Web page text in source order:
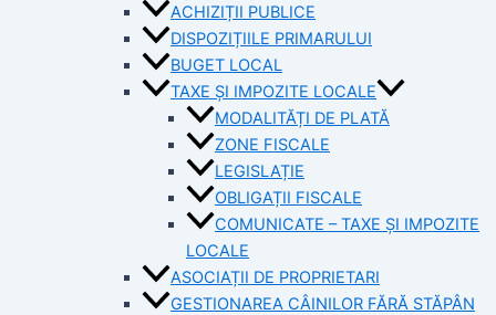
ACHIZIȚII PUBLICE
DISPOZIȚIILE PRIMARULUI
BUGET LOCAL
TAXE ȘI IMPOZITE LOCALE
MODALITĂȚI DE PLATĂ
ZONE FISCALE
LEGISLAȚIE
OBLIGAȚII FISCALE
COMUNICATE – TAXE ȘI IMPOZITE
LOCALE
ASOCIAȚII DE PROPRIETARI
GESTIONAREA CÂINILOR FĂRĂ STĂPÂN